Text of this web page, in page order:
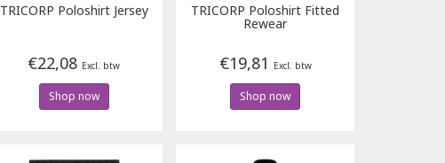
TRICORP Poloshirt Jersey
€22,08 Excl. btw
Shop now
TRICORP Poloshirt Fitted
Rewear
€19,81 Excl. btw
Shop now